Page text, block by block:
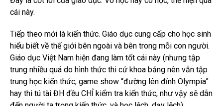
cái này.
Tiếp theo mới là kiến thức. Giáo dục cung cấp cho học sinh
hiểu biết về thế giới bên ngoài và bên trong mỗi con người.
Giáo dục Việt Nam hiện đang làm tốt cái này (nhưng tập
trung nhiều quá do hình thức thi cử khoa bảng nên vẫn tập
trung học kiến thức, game show “đường lên đỉnh Olympia”
hay thi tú tài ĐH đều CHỈ kiểm tra kiến thức, như vậy sẽ dẫn